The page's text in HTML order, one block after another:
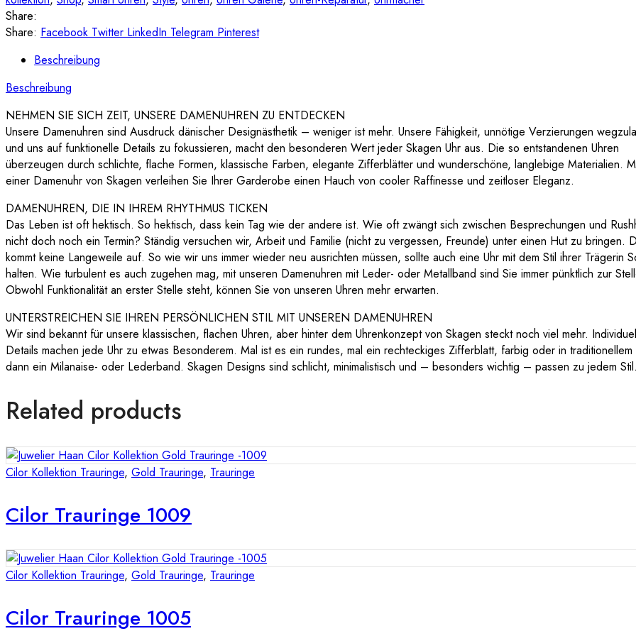
Share:
Share: Facebook Twitter LinkedIn Telegram Pinterest
Beschreibung
Beschreibung
NEHMEN SIE SICH ZEIT, UNSERE DAMENUHREN ZU ENTDECKEN
Unsere Damenuhren sind Ausdruck dänischer Designästhetik – weniger ist mehr. Unsere Fähigkeit, unnötige Verzierungen
und uns auf funktionelle Details zu fokussieren, macht den besonderen Wert jeder Skagen Uhr aus. Die so entstandenen Uhren
überzeugen durch schlichte, flache Formen, klassische Farben, elegante Zifferblätter und wunderschöne, langlebige Materialien.
einer Damenuhr von Skagen verleihen Sie Ihrer Garderobe einen Hauch von cooler Raffinesse und zeitloser Eleganz.
DAMENUHREN, DIE IN IHREM RHYTHMUS TICKEN
Das Leben ist oft hektisch. So hektisch, dass kein Tag wie der andere ist. Wie oft zwängt sich zwischen Besprechungen und
nicht doch noch ein Termin? Ständig versuchen wir, Arbeit und Familie (nicht zu vergessen, Freunde) unter einen Hut zu bringen.
kommt keine Langeweile auf. So wie wir uns immer wieder neu ausrichten müssen, sollte auch eine Uhr mit dem Stil ihrer Trägerin
halten. Wie turbulent es auch zugehen mag, mit unseren Damenuhren mit Leder- oder Metallband sind Sie immer pünktlich zur
Obwohl Funktionalität an erster Stelle steht, können Sie von unseren Uhren mehr erwarten.
UNTERSTREICHEN SIE IHREN PERSÖNLICHEN STIL MIT UNSEREN DAMENUHREN
Wir sind bekannt für unsere klassischen, flachen Uhren, aber hinter dem Uhrenkonzept von Skagen steckt noch viel mehr.
Details machen jede Uhr zu etwas Besonderem. Mal ist es ein rundes, mal ein rechteckiges Zifferblatt, farbig oder in
dann ein Milanaise- oder Lederband. Skagen Designs sind schlicht, minimalistisch und – besonders wichtig – passen zu jedem Stil.
Related products
Cilor Kollektion Trauringe, Gold Trauringe, Trauringe
Cilor Trauringe 1009
Cilor Kollektion Trauringe, Gold Trauringe, Trauringe
Cilor Trauringe 1005